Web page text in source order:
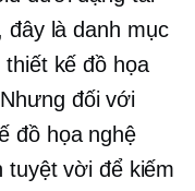
đây là danh mục
thiết kế đồ họa
đối với
đồ họa nghệ
tuyệt vời để kiếm